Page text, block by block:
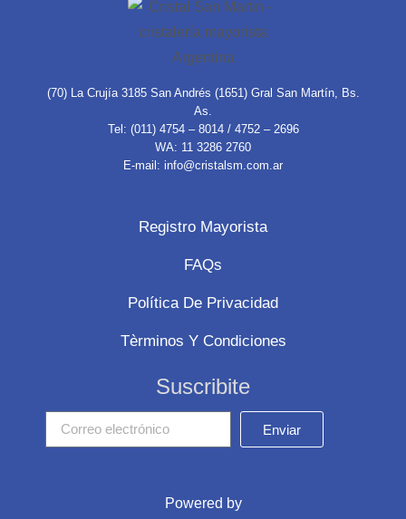
(70) La Crujía 3185 San Andrés (1651) Gral San Martín, Bs.
As.
Tel: (011) 4754 – 8014 / 4752 – 2696
WA: 11 3286 2760
E-mail: info@cristalsm.com.ar
Registro Mayorista
FAQs
Política De Privacidad
Tèrminos Y Condiciones
Suscribite
Enviar
Powered by